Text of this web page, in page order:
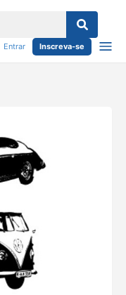
Entrar Inscreva-se